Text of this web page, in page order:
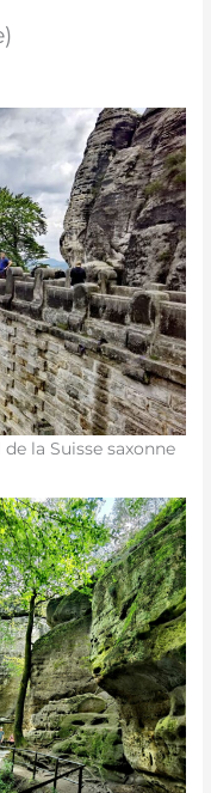
la Suisse saxonne